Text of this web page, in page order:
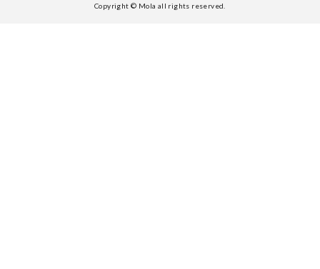
Copyright © Mola all rights reserved.